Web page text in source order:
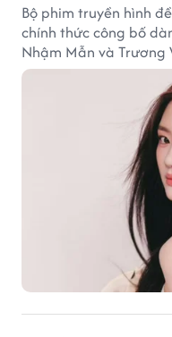
Bộ phim truyền hình
chính thức công bố
Nhậm Mẫn và Trương